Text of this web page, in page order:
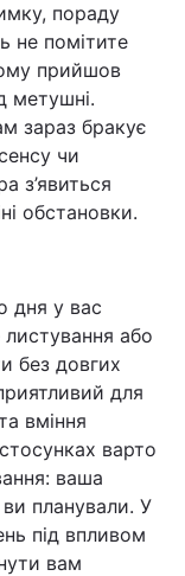
пораду
не помітите
прийшов
метушні.
зараз бракує
чи
з’явиться
обстановки.
дня у вас
або
без довгих
для
вміння
варто
ваша
планували. У
під впливом
вам